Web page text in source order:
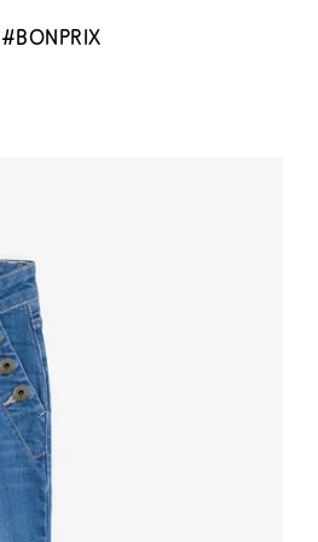
#BONPRIX